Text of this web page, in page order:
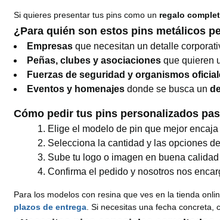
Si quieres presentar tus pins como un regalo
¿Para quién son estos pins metálicos
Empresas que necesitan un detalle
Peñas, clubes y asociaciones que quieren
Fuerzas de seguridad y organismos
Eventos y homenajes donde se busca un
Cómo pedir tus pins personalizados
Elige el modelo de pin que mejor
Selecciona la cantidad y las opciones
Sube tu logo o imagen en buena
Confirma el pedido y nosotros nos
Para los modelos con resina que ves en la tienda
plazos de entrega . Si necesitas una fecha